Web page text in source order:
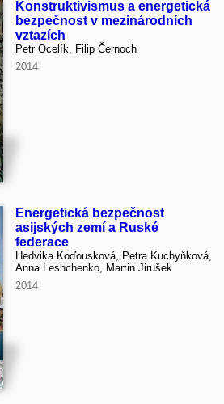
Konstruktivismus a energetická
bezpečnost v mezinárodních
vztazích
Petr Ocelík, Filip Černoch
2014
Energetická bezpečnost
asijských zemí a Ruské
federace
Hedvika Koďousková, Petra Kuchyňková,
Anna Leshchenko, Martin Jirušek
2014